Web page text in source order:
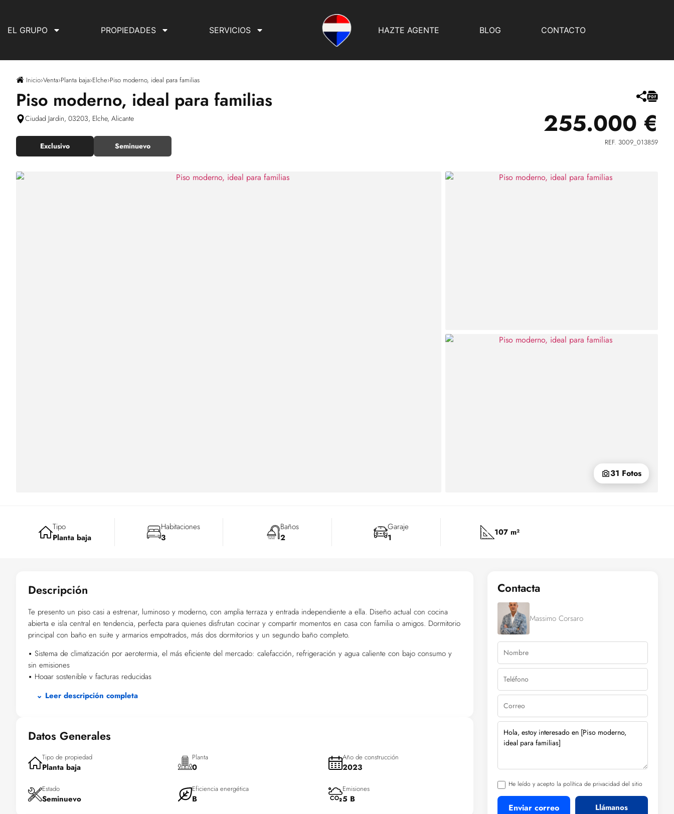
EL GRUPO PROPIEDADES SERVICIOS HAZTE AGENTE BLOG CONTACTO
Inicio›Venta›Planta baja›Elche›Piso moderno, ideal para familias
Piso moderno, ideal para familias
Ciudad Jardin, 03203, Elche, Alicante
Exclusivo Seminuevo
255.000 €
REF. 3009_013859
31 Fotos
Tipo
Planta baja
Habitaciones
3
Baños
2
Garaje
1
107 m²
Descripción
Te presento un piso casi a estrenar, luminoso y moderno, con amplia terraza y entrada independiente a ella. Diseño actual con cocina
abierta e isla central en tendencia, perfecta para quienes disfrutan cocinar y compartir momentos en casa con familia o amigos. Dormitorio
principal con baño en suite y armarios empotrados, más dos dormitorios y un segundo baño completo.
▪︎ Sistema de climatización por aerotermia, el más eficiente del mercado: calefacción, refrigeración y agua caliente con bajo consumo y
sin emisiones
▪︎ Hogar sostenible y facturas reducidas
▪︎ Plaza de garaje
Descubre tu próximo hogar. Agenda tu visita hoy mismo!
⌄ Leer descripción completa
Datos Generales
Tipo de propiedad
Planta baja
Planta
0
Año de construcción
2023
Estado
Seminuevo
Eficiencia energética
B
Emisiones
5 B
Contacta
Massimo Corsaro
He leído y acepto la política de privacidad del sitio
Enviar correo Llámanos